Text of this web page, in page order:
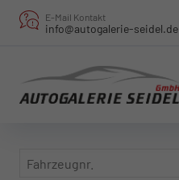
E-Mail Kontakt
info@autogalerie-seidel.de
Fahrzeugnr.